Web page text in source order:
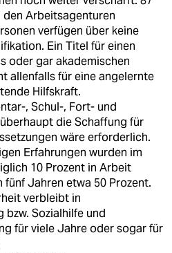
den Arbeitsagenturen
verfügen über keine
Ein Titel für einen
oder gar akademischen
allenfalls für eine angelernte
Hilfskraft.
, Schul-, Fort- und
die Schaffung für
wäre erforderlich.
Erfahrungen wurden im
10 Prozent in Arbeit
Jahren etwa 50 Prozent.
verbleibt in
bzw. Sozialhilfe und
für viele Jahre oder sogar für